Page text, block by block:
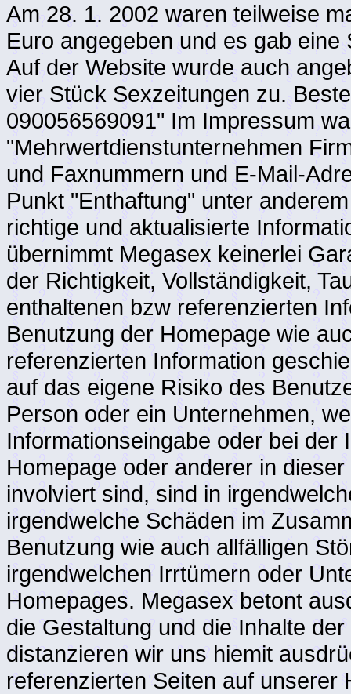
Am 28. 1. 2002 waren teilweise
Euro angegeben und es gab
Auf der Website wurde auch
vier Stück Sexzeitungen zu.
090056569091" Im Impressum
"Mehrwertdienstunternehmen
und Faxnummern und E-Mail-
Punkt "Enthaftung" unter
richtige und aktualisierte
übernimmt Megasex keinerlei
der Richtigkeit, Vollständigkeit,
enthaltenen bzw referenzierten
Benutzung der Homepage wie
referenzierten Information
auf das eigene Risiko des
Person oder ein Unternehmen,
Informationseingabe oder bei der
Homepage oder anderer in
involviert sind, sind in
irgendwelche Schäden im
Benutzung wie auch allfälligen
irgendwelchen Irrtümern oder
Homepages. Megasex betont
die Gestaltung und die Inhalte
distanzieren wir uns hiemit
referenzierten Seiten auf unserer